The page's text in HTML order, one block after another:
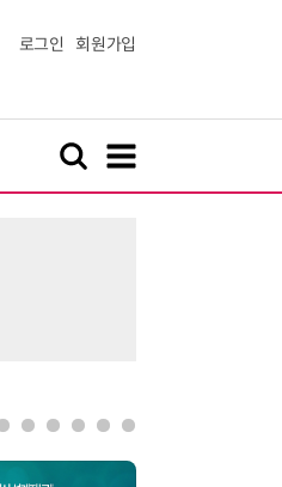
로그인 회원가입